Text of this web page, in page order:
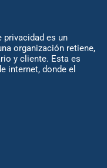
privacidad es un
organización retiene,
y cliente. Esta es
internet, donde el